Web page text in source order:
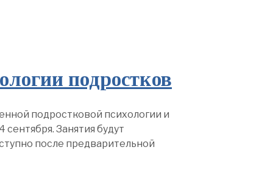
подростков
подростковой психологии и
Занятия будут
после предварительной